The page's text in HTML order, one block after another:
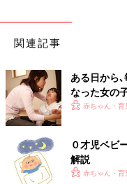
関連記事
ある日から
なった女の
る〜親子の
赤ちゃん・育
０才児ベビ
解説
赤ちゃん・育